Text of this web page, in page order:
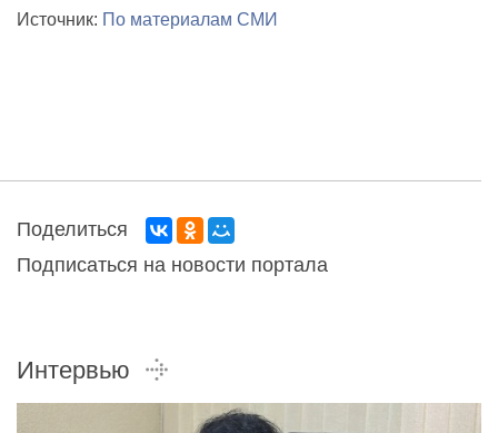
Источник: По материалам СМИ
Поделиться
Подписаться на новости портала
Интервью